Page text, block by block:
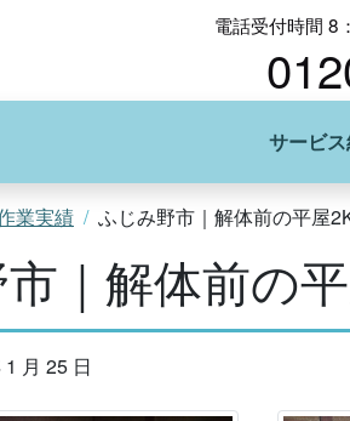
サービ
電話受付時間 8
業実績 ふじみ野市｜解体前の平屋
｜解体前の
月 25 日